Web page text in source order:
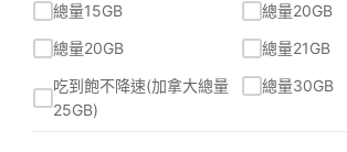
總量15GB
總量20GB
總量20GB
總量21GB
吃到飽不降速(加拿大總量
25GB)
總量30GB